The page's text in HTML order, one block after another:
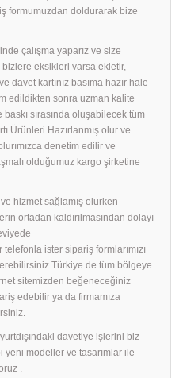
formumuzdan doldurarak bize
çalışma yaparız ve size
bizlere eksikleri varsa ekletir,
davet kartınız basıma hazır hale
edildikten sonra uzman kalite
sırasında oluşabilecek tüm
Ürünleri Hazırlanmış olur ve
denetim edilir ve
olduğumuz kargo şirketine
hizmet sağlamış olurken
ortadan kaldırılmasından dolayı
ister sipariş formlarımızı
de tüm bölgeye
sitemizden beğeneceğiniz
edebilir ya da firmamıza
davetiye işlerini biz
yeni modeller ve tasarımlar ile
.